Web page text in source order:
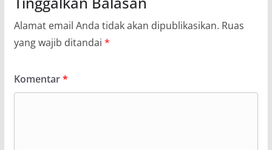
Alamat email Anda tidak akan dipublikasikan. Ruas
yang wajib ditandai *
Komentar*